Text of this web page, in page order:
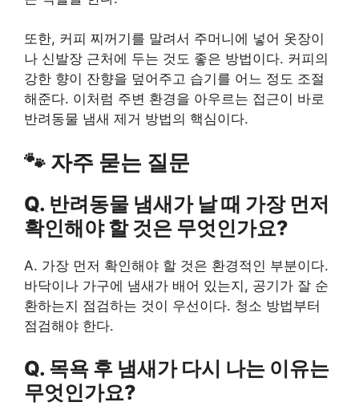
또한, 커피 찌꺼기를 말려서 주머니에 넣어 옷장이
나 신발장 근처에 두는 것도 좋은 방법이다. 커피의
강한 향이 잔향을 덮어주고 습기를 어느 정도 조절
해준다. 이처럼 주변 환경을 아우르는 접근이 바로
반려동물 냄새 제거 방법의 핵심이다.
🐾 자주 묻는 질문
Q. 반려동물 냄새가 날 때 가장 먼저
확인해야 할 것은 무엇인가요?
A. 가장 먼저 확인해야 할 것은 환경적인 부분이다.
바닥이나 가구에 냄새가 배어 있는지, 공기가 잘 순
환하는지 점검하는 것이 우선이다. 청소 방법부터
점검해야 한다.
Q. 목욕 후 냄새가 다시 나는 이유는
무엇인가요?